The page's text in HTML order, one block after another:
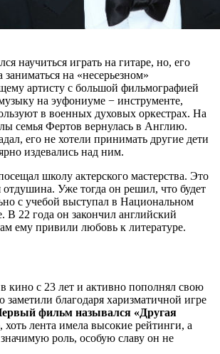
научиться играть на гитаре, но, его
на «несерьезном»
артисту с большой фильмографией
на эуфониуме − инструменте,
в военных духовых оркестрах. На
семья Фертов вернулась в Англию.
его не хотели принимать другие дети
издевались над ним.
школу актерского мастерства. Это
отдушина. Уже тогда он решил, что будет
с учебой выступал в Национальном
В 22 года он закончил английский
ему привили любовь к литературе.
кино с 23 лет и активно пополнял свою
благодаря харизматичной игре
фильм назывался «Другая
хоть лента имела высокие рейтинги, а
роль, особую славу он не